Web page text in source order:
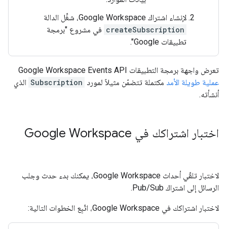
لإنشاء اشتراك Google Workspace، شغِّل الدالة
createSubscription في مشروع "برمجة
تطبيقات Google".
تعرض واجهة برمجة التطبيقات Google Workspace Events API
عملية طويلة الأمد مكتملة تتضمّن مثيلاً لمورد Subscription الذي
أنشأته.
اختبار اشتراكك في Google Workspace
لاختبار تلقّي أحداث Google Workspace، يمكنك بدء حدث وجلب
الرسائل إلى اشتراك Pub/Sub.
لاختبار اشتراكك في Google Workspace، اتّبِع الخطوات التالية: